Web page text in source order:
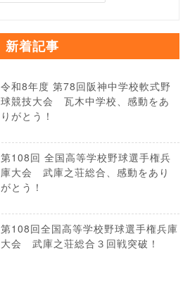
新着記事
令和8年度 第78回阪神中学校軟式野
球競技大会 瓦木中学校、感動をあ
りがとう！
第108回 全国高等学校野球選手権兵
庫大会 武庫之荘総合、感動をあり
がとう！
第108回全国高等学校野球選手権兵庫
大会 武庫之荘総合３回戦突破！